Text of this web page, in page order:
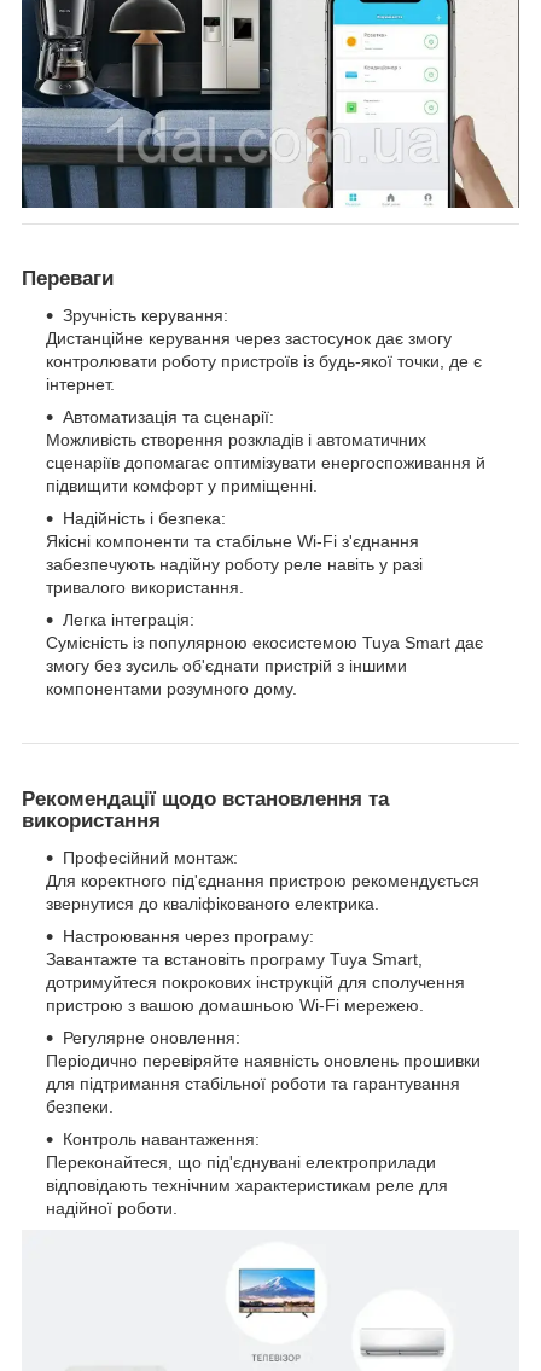
Переваги
Зручність керування:
Дистанційне керування через застосунок дає змогу
контролювати роботу пристроїв із будь-якої точки, де є
інтернет.
Автоматизація та сценарії:
Можливість створення розкладів і автоматичних
сценаріїв допомагає оптимізувати енергоспоживання й
підвищити комфорт у приміщенні.
Надійність і безпека:
Якісні компоненти та стабільне Wi-Fi з'єднання
забезпечують надійну роботу реле навіть у разі
тривалого використання.
Легка інтеграція:
Сумісність із популярною екосистемою Tuya Smart дає
змогу без зусиль об'єднати пристрій з іншими
компонентами розумного дому.
Рекомендації щодо встановлення та
використання
Професійний монтаж:
Для коректного під'єднання пристрою рекомендується
звернутися до кваліфікованого електрика.
Настроювання через програму:
Завантажте та встановіть програму Tuya Smart,
дотримуйтеся покрокових інструкцій для сполучення
пристрою з вашою домашньою Wi-Fi мережею.
Регулярне оновлення:
Періодично перевіряйте наявність оновлень прошивки
для підтримання стабільної роботи та гарантування
безпеки.
Контроль навантаження:
Переконайтеся, що під'єднувані електроприлади
відповідають технічним характеристикам реле для
надійної роботи.